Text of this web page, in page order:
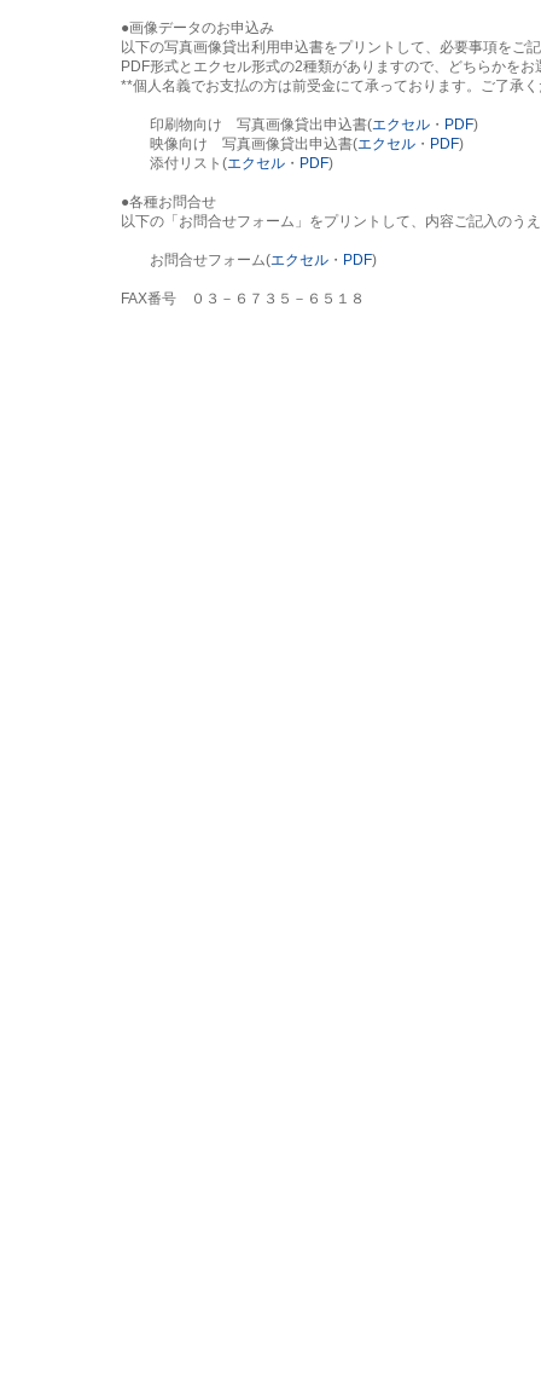
●画像データのお申込み
以下の写真画像貸出利用申込書をプリントして、必要事項をご
PDF形式とエクセル形式の2種類がありますので、どちらかをお
**個人名義でお支払の方は前受金にて承っております。ご了承
印刷物向け 写真画像貸出申込書(エクセル ・ PDF)
映像向け 写真画像貸出申込書(エクセル ・ PDF)
添付リスト(エクセル ・ PDF)
●各種お問合せ
以下の「お問合せフォーム」をプリントして、内容ご記入のう
お問合せフォーム(エクセル ・ PDF)
FAX番号 ０３－６７３５－６５１８